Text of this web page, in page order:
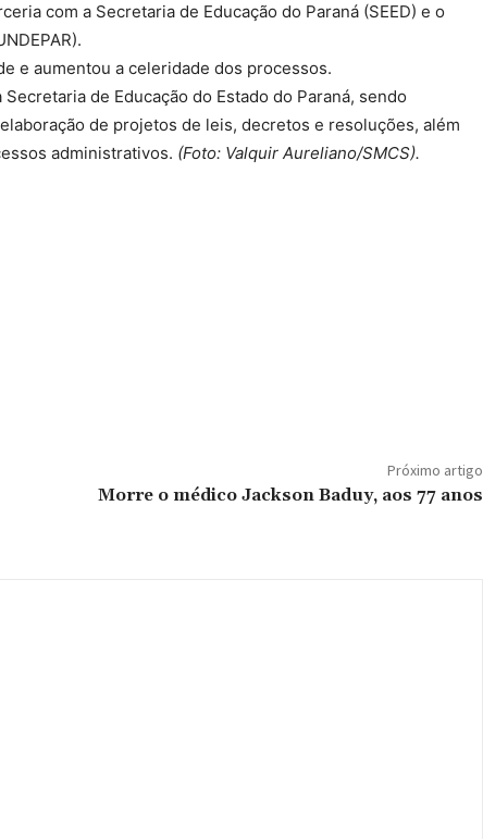
com a Secretaria de Educação do Paraná (SEED) e o
e aumentou a celeridade dos processos.
de Educação do Estado do Paraná, sendo
de projetos de leis, decretos e resoluções, além
administrativos. (Foto: Valquir Aureliano/SMCS).
Próximo artigo
Morre o médico Jackson Baduy, aos 77 anos